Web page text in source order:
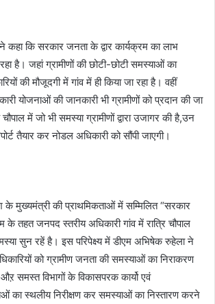
कहा कि सरकार जनता के द्वार कार्यक्रम का लाभ
है। जहां ग्रामीणों की छोटी-छोटी समस्याओं का
की मौजूदगी में गांव में ही किया जा रहा है। वहीं
योजनाओं की जानकारी भी ग्रामीणों को प्रदान की जा
में जो भी समस्या ग्रामीणों द्वारा उजागर की है,उन
तैयार कर नोडल अधिकारी को सौंपी जाएगी।
मुख्यमंत्री की प्राथमिकताओं में सम्मिलित “सरकार
के तहत जनपद स्तरीय अधिकारी गांव में रात्रि चौपाल
सुन रहें है। इस परिपेक्ष्य में डीएम अभिषेक रुहेला ने
को ग्रामीण जनता की समस्याओं का निराकरण
समस्त विभागों के विकासपरक कार्यो एवं
का स्थलीय निरीक्षण कर समस्याओं का निस्तारण करने